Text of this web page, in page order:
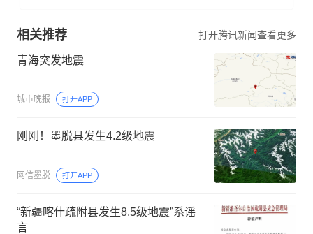
相关推荐 打开腾讯新闻查看更多
青海突发地震
城市晚报 打开APP
刚刚！墨脱县发生4.2级地震
网信墨脱 打开APP
“新疆喀什疏附县发生8.5级地震”系谣
言